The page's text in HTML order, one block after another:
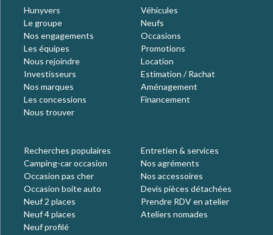
Hunyvers
Le groupe
Nos engagements
Les équipes
Nous rejoindre
Investisseurs
Nos marques
Les concessions
Nous trouver
Véhicules
Neufs
Occasions
Promotions
Location
Estimation / Rachat
Aménagement
Financement
Recherches populaires
Camping-car occasion
Occasion pas cher
Occasion boite auto
Neuf 2 places
Neuf 4 places
Neuf profilé
Entretien & services
Nos agréments
Nos accessoires
Devis pièces détachées
Prendre RDV en atelier
Ateliers nomades